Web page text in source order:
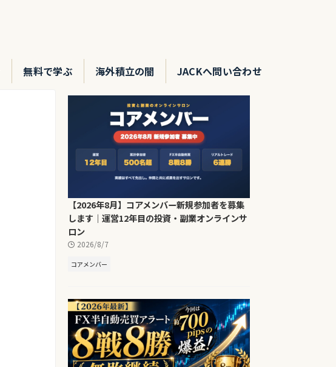
無料で学ぶ 海外積立の闇 JACKへ問い合わせ
【2026年8月】コアメンバー新規参加者を募集
します｜運営12年目の投資・副業オンラインサ
ロン
2026/8/7
コアメンバー